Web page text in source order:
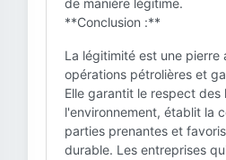
de manière légitime.
**Conclusion :**
La légitimité est une pierre
opérations pétrolières et
Elle garantit le respect des
l'environnement, établit la
parties prenantes et
durable. Les entreprises